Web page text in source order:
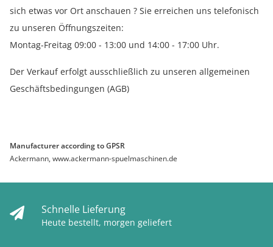
sich etwas vor Ort anschauen ? Sie erreichen uns telefonisch
zu unseren Öffnungszeiten:
Montag-Freitag 09:00 - 13:00 und 14:00 - 17:00 Uhr.
Der Verkauf erfolgt ausschließlich zu unseren allgemeinen
Geschäftsbedingungen (AGB)
Manufacturer according to GPSR
Ackermann, www.ackermann-spuelmaschinen.de
Schnelle Lieferung
Heute bestellt, morgen geliefert